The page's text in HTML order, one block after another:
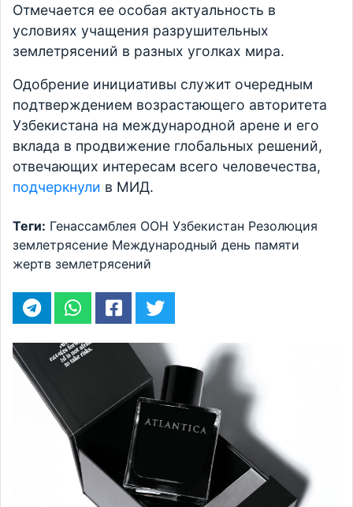
Отмечается ее особая актуальность в
условиях учащения разрушительных
землетрясений в разных уголках мира.
Одобрение инициативы служит очередным
подтверждением возрастающего авторитета
Узбекистана на международной арене и его
вклада в продвижение глобальных решений,
отвечающих интересам всего человечества,
подчеркнули в МИД.
Теги: Генассамблея ООН Узбекистан Резолюция
землетрясение Международный день памяти
жертв землетрясений